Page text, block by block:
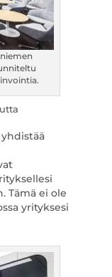
Tämä ei ole
yrityksesi